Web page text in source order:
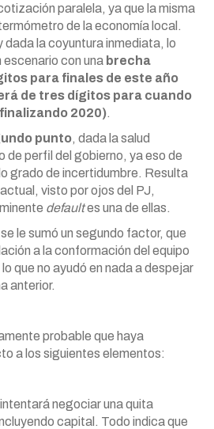
paralela, ya que la misma
de la economía local.
la coyuntura inmediata, lo
escenario con una brecha
para finales de este año
de tres dígitos para cuando
2020).
punto, dada la salud
de perfil del gobierno, ya eso de
grado de incertidumbre. Resulta
visto por ojos del PJ,
defaultes una de ellas.
le sumó un segundo factor, que
a la conformación del equipo
que no ayudó en nada a despejar
anterior.
probable que haya
a los siguientes elementos:
negociar una quita
capital. Todo indica que